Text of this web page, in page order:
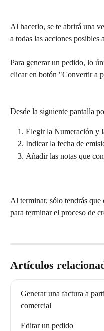
Al hacerlo, se te abrirá una
a todas las acciones posibles
Para generar un pedido, lo
clicar en botón "Convertir a
Desde la siguiente pantalla
Elegir la Numeración y
Indicar la fecha de
Añadir las notas que
Al terminar, sólo tendrás
para terminar el proceso de
Artículos
Generar una factura a
comercial
Editar un pedido